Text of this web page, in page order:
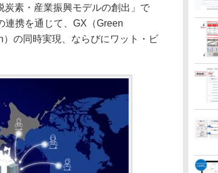
素・産業振興モデルの創出」で
連携を通じて、GX（Green
の同時実現、ならびにワット・ビ